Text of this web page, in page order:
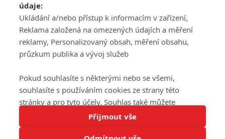
Tato stránka používá soubory cookies.
Máte-li zájem o inzerci na našem webu napište nám na e-mail
studio@koncal.com
Ochrana osobních údajů|Zásady používání cookies |Pravidla webu
Upravit nastavení soukromí
© 2016 – 2026 FandimeSerialum.cz / All rights reserved /
údaje:
Ukládání a/nebo přístup k informacím v zařízení,
Reklama založená na omezených údajích a měření
reklamy, Personalizovaný obsah, měření obsahu,
průzkum publika a vývoj služeb
Pokud souhlasíte s některými nebo se všemi,
souhlasíte s používáním cookies ze strany této
stránky a pro tyto účely. Souhlas také můžete
odmítnout, ale v takovém případě vám na stránce
nebudou k dispozici některé personalizované funkce.
Přijmout vše